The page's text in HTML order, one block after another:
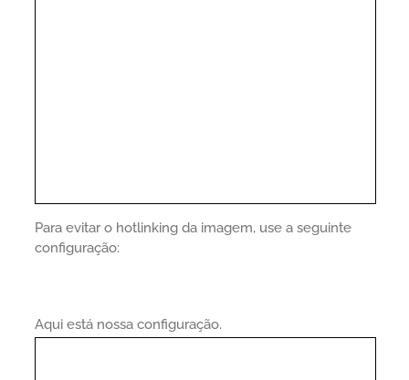
Para evitar o hotlinking da imagem, use a seguinte
configuração:
Aqui está nossa configuração.